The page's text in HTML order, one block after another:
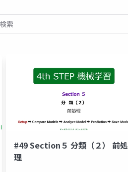
#49 Section５ 分類（２） 前処
理